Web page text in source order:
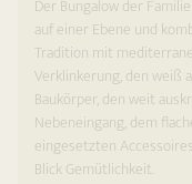
Der Bungalow der
auf einer Ebene und
Tradition mit
Verklinkerung, den weiß
Baukörper, den weit
Nebeneingang, dem
eingesetzten
Blick Gemütlichkeit.